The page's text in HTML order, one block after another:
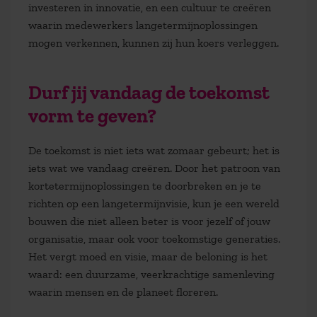
investeren in innovatie, en een cultuur te creëren
waarin medewerkers langetermijnoplossingen
mogen verkennen, kunnen zij hun koers verleggen.
Durf jij vandaag de toekomst
vorm te geven?
De toekomst is niet iets wat zomaar gebeurt; het is
iets wat we vandaag creëren. Door het patroon van
kortetermijnoplossingen te doorbreken en je te
richten op een langetermijnvisie, kun je een wereld
bouwen die niet alleen beter is voor jezelf of jouw
organisatie, maar ook voor toekomstige generaties.
Het vergt moed en visie, maar de beloning is het
waard: een duurzame, veerkrachtige samenleving
waarin mensen en de planeet floreren.